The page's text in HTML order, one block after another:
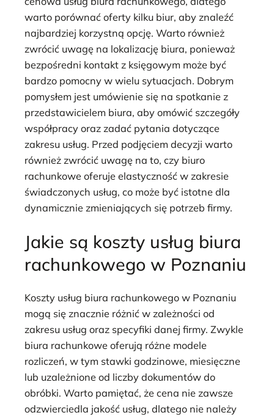
warto porównać oferty kilku biur, aby znaleźć
najbardziej korzystną opcję. Warto również
zwrócić uwagę na lokalizację biura, ponieważ
bezpośredni kontakt z księgowym może być
bardzo pomocny w wielu sytuacjach. Dobrym
pomysłem jest umówienie się na spotkanie z
przedstawicielem biura, aby omówić szczegóły
współpracy oraz zadać pytania dotyczące
zakresu usług. Przed podjęciem decyzji warto
również zwrócić uwagę na to, czy biuro
rachunkowe oferuje elastyczność w zakresie
świadczonych usług, co może być istotne dla
dynamicznie zmieniających się potrzeb firmy.
Jakie są koszty usług biura
rachunkowego w Poznaniu
Koszty usług biura rachunkowego w Poznaniu
mogą się znacznie różnić w zależności od
zakresu usług oraz specyfiki danej firmy. Zwykle
biura rachunkowe oferują różne modele
rozliczeń, w tym stawki godzinowe, miesięczne
lub uzależnione od liczby dokumentów do
obróbki. Warto pamiętać, że cena nie zawsze
odzwierciedla jakość usług, dlatego nie należy